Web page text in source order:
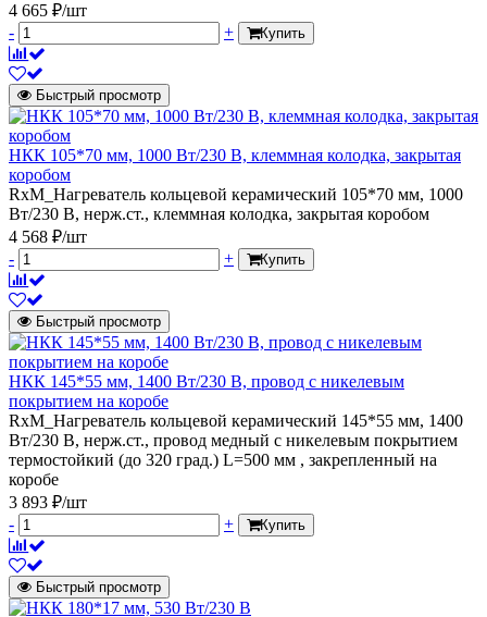
4 665 ₽/шт
-
+ Купить
Быстрый просмотр
НКК 105*70 мм, 1000 Вт/230 В, клеммная колодка, закрытая
коробом
RxM_Нагреватель кольцевой керамический 105*70 мм, 1000
Вт/230 В, нерж.ст., клеммная колодка, закрытая коробом
4 568 ₽/шт
-
+ Купить
Быстрый просмотр
НКК 145*55 мм, 1400 Вт/230 В, провод с никелевым
покрытием на коробе
RxM_Нагреватель кольцевой керамический 145*55 мм, 1400
Вт/230 В, нерж.ст., провод медный с никелевым покрытием
термостойкий (до 320 град.) L=500 мм , закрепленный на
коробе
3 893 ₽/шт
-
+ Купить
Быстрый просмотр